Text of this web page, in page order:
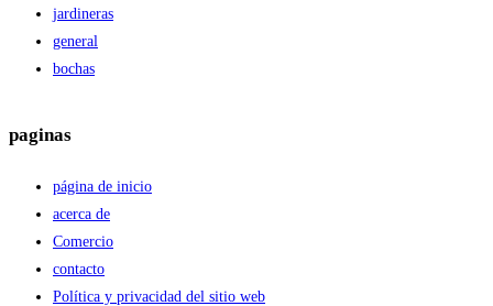
jardineras
general
bochas
paginas
página de inicio
acerca de
Comercio
contacto
Política y privacidad del sitio web